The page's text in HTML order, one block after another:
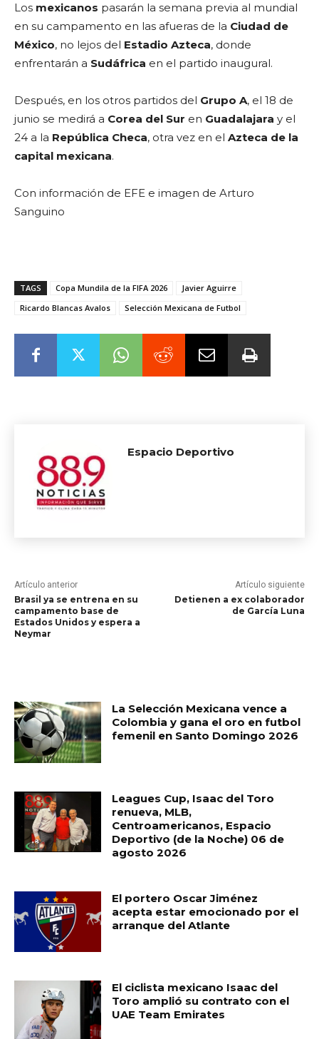
Los mexicanos pasarán la semana previa al mundial
en su campamento en las afueras de la Ciudad de
México, no lejos del Estadio Azteca, donde
enfrentarán a Sudáfrica en el partido inaugural.
Después, en los otros partidos del Grupo A, el 18 de
junio se medirá a Corea del Sur en Guadalajara y el
24 a la República Checa, otra vez en el Azteca de la
capital mexicana.
Con información de EFE e imagen de Arturo
Sanguino
TAGS Copa Mundila de la FIFA 2026
Javier Aguirre
Ricardo Blancas Avalos
Selección Mexicana de Futbol
Espacio Deportivo
Artículo anterior
Brasil ya se entrena en su
campamento base de
Estados Unidos y espera a
Neymar
Artículo siguiente
Detienen a ex colaborador
de García Luna
La Selección Mexicana vence a
Colombia y gana el oro en futbol
femenil en Santo Domingo 2026
Leagues Cup, Isaac del Toro
renueva, MLB,
Centroamericanos, Espacio
Deportivo (de la Noche) 06 de
agosto 2026
El portero Oscar Jiménez
acepta estar emocionado por el
arranque del Atlante
El ciclista mexicano Isaac del
Toro amplió su contrato con el
UAE Team Emirates